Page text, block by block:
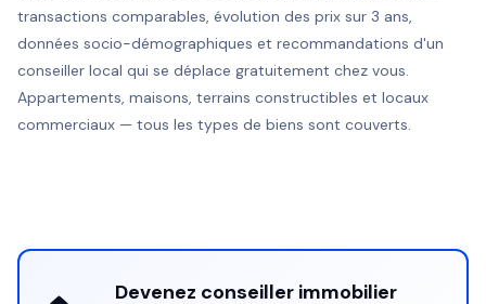
transactions comparables, évolution des prix sur 3 ans,
données socio-démographiques et recommandations d'un
conseiller local qui se déplace gratuitement chez vous.
Appartements, maisons, terrains constructibles et locaux
commerciaux — tous les types de biens sont couverts.
Devenez conseiller immobilier